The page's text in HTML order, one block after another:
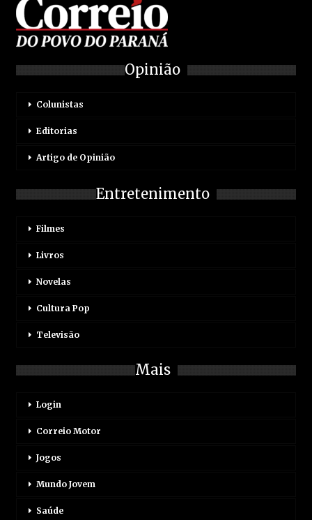
Opinião
Colunistas
Editorias
Artigo de Opinião
Entretenimento
Filmes
Livros
Novelas
Cultura Pop
Televisão
Mais
Login
Correio Motor
Jogos
Mundo Jovem
Saúde